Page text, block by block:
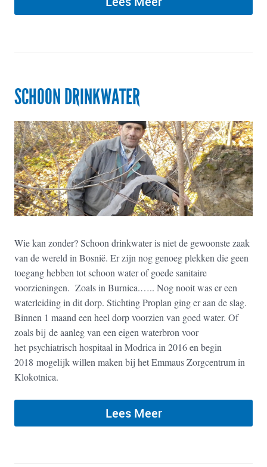
SCHOON DRINKWATER
Wie kan zonder? Schoon drinkwater is niet de gewoonste zaak
van de wereld in Bosnië. Er zijn nog genoeg plekken die geen
toegang hebben tot schoon water of goede sanitaire
voorzieningen. Zoals in Burnica.….. Nog nooit was er een
waterleiding in dit dorp. Stichting Proplan ging er aan de slag.
Binnen 1 maand een heel dorp voorzien van goed water. Of
zoals bij de aanleg van een eigen waterbron voor
het psychiatrisch hospitaal in Modrica in 2016 en begin
2018 mogelijk willen maken bij het Emmaus Zorgcentrum in
Klokotnica.
Lees Meer